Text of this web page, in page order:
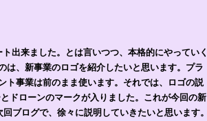
出来ました。とは言いつつ、本格的にやっていく
は、新事業のロゴを紹介したいと思います。プラ
ト事業は前のまま使います。それでは、ロゴの説
ドローンのマークが入りました。これが今回の新
ブログで、徐々に説明していきたいと思います。